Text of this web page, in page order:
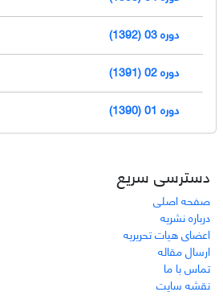
دوره 03 (1392)
دوره 02 (1391)
دوره 01 (1390)
دسترسی سریع
صفحه اصلی
درباره نشریه
اعضای هیات تحریریه
ارسال مقاله
تماس با ما
نقشه سایت